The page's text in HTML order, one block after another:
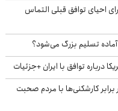
احیای توافق قبلی التماس
آماده تسلیم بزرگ می‌شود؟
درباره توافق با ایران +جزئیات
کارشکنی‌ها با مردم صحبت